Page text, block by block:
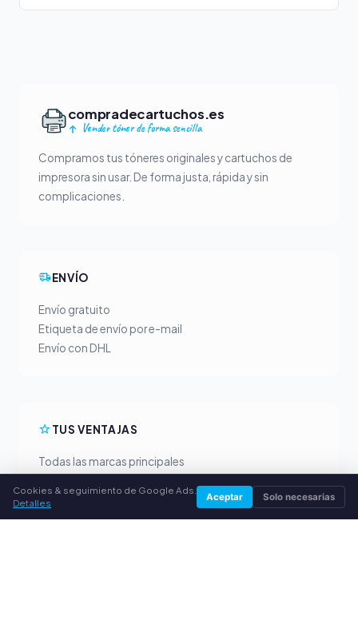
compradecartuchos.es
Vender tóner de forma sencilla
Compramos tus tóneres originales y cartuchos de
impresora sin usar. De forma justa, rápida y sin
complicaciones.
ENVÍO
Envío gratuito
Etiqueta de envío por e-mail
Envío con DHL
TUS VENTAJAS
Todas las marcas principales
Pago anticipado por PayPal
Asesoramiento personalizado
Cookies & seguimiento de Google Ads.
Detalles
Aceptar Solo necesarias